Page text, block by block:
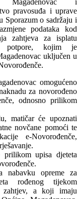
pravosuđa i uprave
Sporazum o sadržaju i
podataka kod
zahtjeva za isplatu
potpore, kojim je
uključen u
omogućeno
za novorođeno
odnosno prilikom
matičar će upoznati
novčane pomoći te
e-Novorođenče,
upisa djeteta
nabavku opreme za
rođenog tijekom
zahtjev, a koji imaju